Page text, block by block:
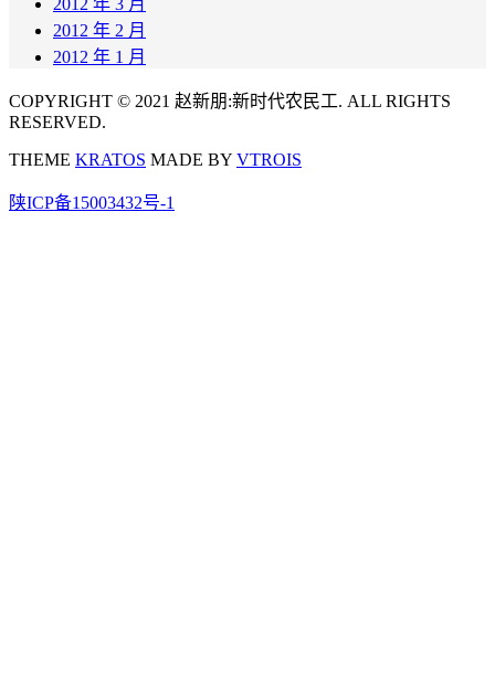
2012 年 3 月
2012 年 2 月
2012 年 1 月
COPYRIGHT © 2021 赵新朋:新时代农民工. ALL RIGHTS
RESERVED.
THEME KRATOS MADE BY VTROIS
陕ICP备15003432号-1